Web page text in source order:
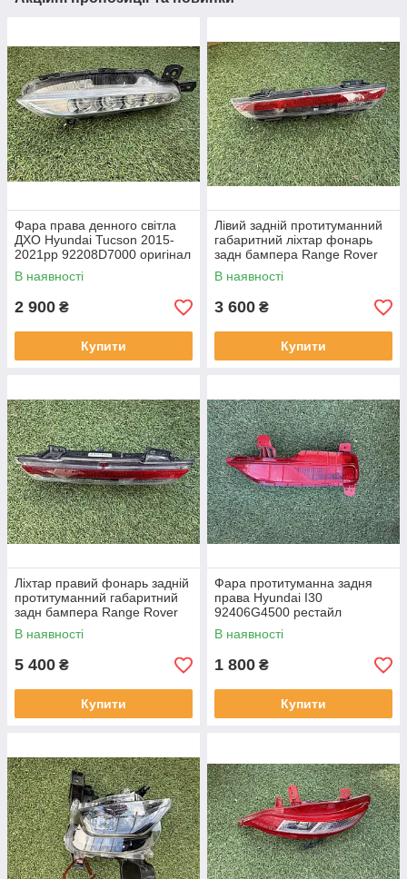
Фара права денного світла
ДХО Hyundai Tucson 2015-
2021рр 92208D7000 оригінал
бв відсутнє одне кріплення,
повністю робоча
В наявності
2 900 ₴
Купити
Лівий задній протитуманний
габаритний ліхтар фонарь
задн бампера Range Rover
L460 від 2021-рр LR152299
оригінал бв повністю р
В наявності
3 600 ₴
Купити
Ліхтар правий фонарь задній
протитуманний габаритний
задн бампера Range Rover
L460 від2021-рр, LR152295
оригінал повністю робо
В наявності
5 400 ₴
Купити
Фара протитуманна задня
права Hyundai I30
92406G4500 рестайл
від2020-рр оригінал бв
відсутнє одне кріплення
В наявності
1 800 ₴
Купити